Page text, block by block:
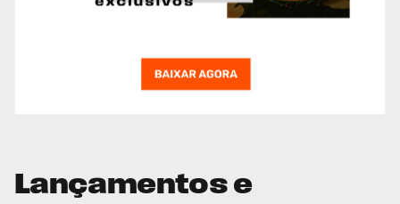
Lançamentos e